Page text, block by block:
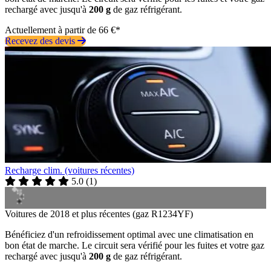
rechargé avec jusqu'à 200 g de gaz réfrigérant.
Actuellement à partir de 66 €*
Recevez des devis
Recharge clim. (voitures récentes)
5.0 (1)
Voitures de 2018 et plus récentes (gaz R1234YF)
Bénéficiez d'un refroidissement optimal avec une climatisation en
bon état de marche. Le circuit sera vérifié pour les fuites et votre gaz
rechargé avec jusqu'à 200 g de gaz réfrigérant.